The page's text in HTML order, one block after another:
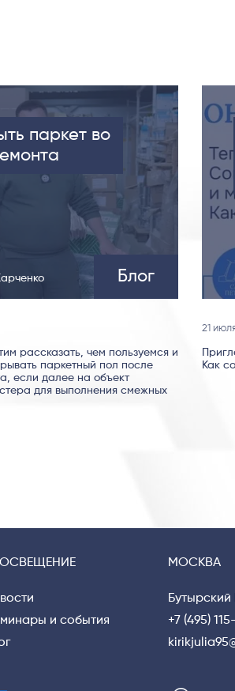
паркет во
Блог
рассказать, чем пользуемся и
паркетный пол после
если далее на объект
для выполнения смежных
21
Как
и события
МОСКВА
Бутырский
+7 (495)